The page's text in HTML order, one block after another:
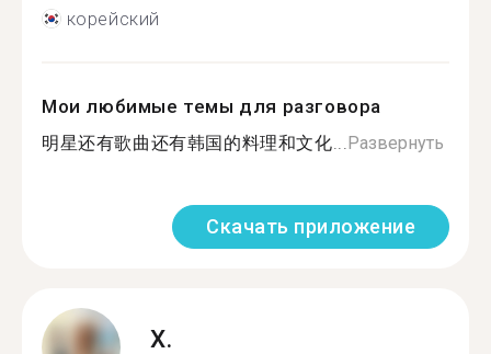
корейский
Мои любимые темы для разговора
明星还有歌曲还有韩国的料理和文化... Развернуть
Скачать приложение
X.